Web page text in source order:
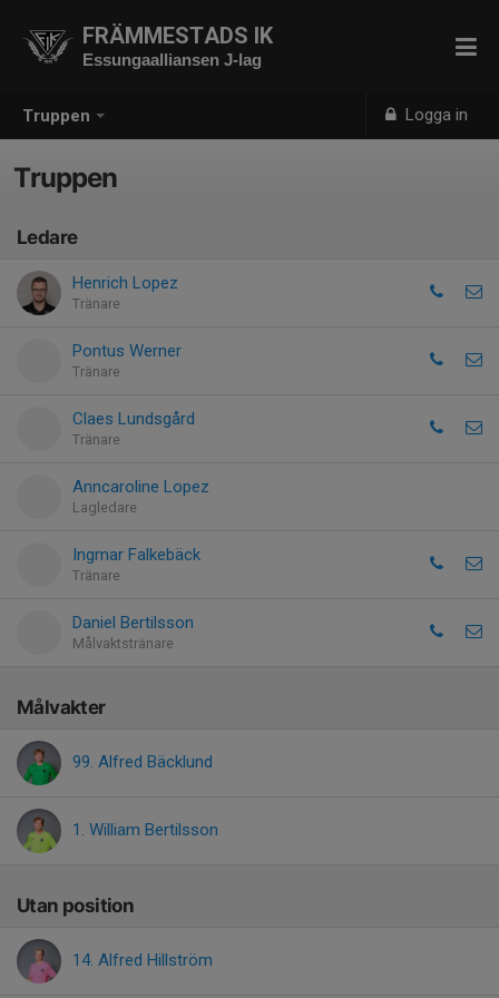
Truppen Logga in
FRÄMMESTADS IK
Essungaalliansen J-lag
Truppen
Ledare
Henrich Lopez
Tränare
Pontus Werner
Tränare
Claes Lundsgård
Tränare
Anncaroline Lopez
Lagledare
Ingmar Falkebäck
Tränare
Daniel Bertilsson
Målvaktstränare
Målvakter
99. Alfred Bäcklund
1. William Bertilsson
Utan position
14. Alfred Hillström